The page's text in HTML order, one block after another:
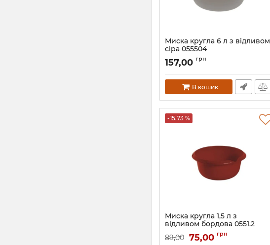
Миска кругла 6 л з відливом
сіра 055504
Артикул: 0554.4
157,00 грн
В кошик
-15.73 %
Миска кругла 1,5 л з
відливом бордова 0551.2
Артикул: 0551.2
89,00 75,00 грн